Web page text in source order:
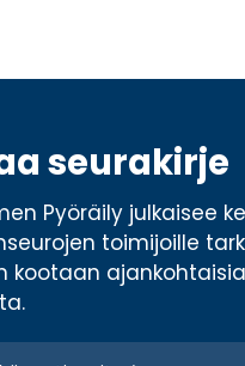
seurakirje
Pyöräily julkaisee
toimijoille
kootaan